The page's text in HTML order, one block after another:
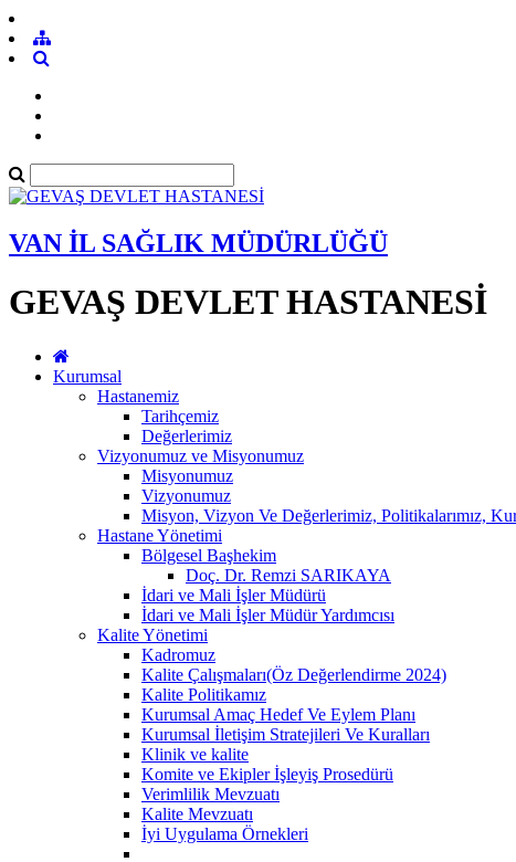
VAN İL SAĞLIK MÜDÜRLÜĞÜ
GEVAŞ DEVLET HASTANESİ
Kurumsal
Hastanemiz
Tarihçemiz
Değerlerimiz
Vizyonumuz ve Misyonumuz
Misyonumuz
Vizyonumuz
Misyon, Vizyon Ve Değerlerimiz, Politikalarımız,
Hastane Yönetimi
Bölgesel Başhekim
Doç. Dr. Remzi SARIKAYA
İdari ve Mali İşler Müdürü
İdari ve Mali İşler Müdür Yardımcısı
Kalite Yönetimi
Kadromuz
Kalite Çalışmaları(Öz Değerlendirme 2024)
Kalite Politikamız
Kurumsal Amaç Hedef Ve Eylem Planı
Kurumsal İletişim Stratejileri Ve Kuralları
Klinik ve kalite
Komite ve Ekipler İşleyiş Prosedürü
Verimlilik Mevzuatı
Kalite Mevzuatı
İyi Uygulama Örnekleri